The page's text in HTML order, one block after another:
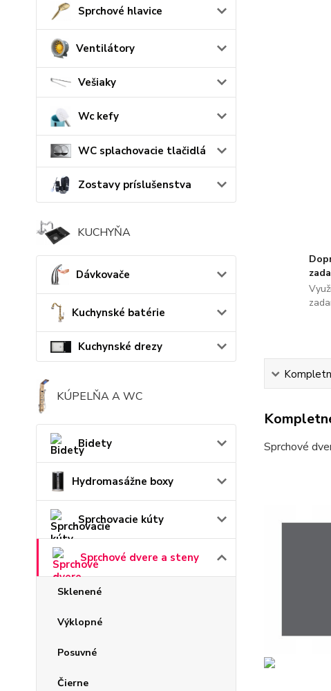
Sprchové hlavice
Ventilátory
Vešiaky
Wc kefy
WC splachovacie tlačidlá
Zostavy príslušenstva
KUCHYŇA
Dávkovače
Kuchynské batérie
Kuchynské drezy
KÚPELŇA A WC
Bidety
Hydromasážne boxy
Sprchovacie kúty
Sprchové dvere a steny
Sklenené
Výklopné
Posuvné
Čierne
Sprchové